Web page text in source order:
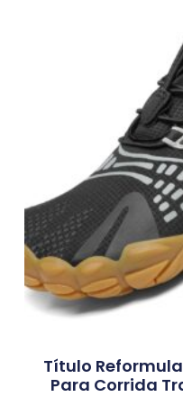
Título
Para Corrida